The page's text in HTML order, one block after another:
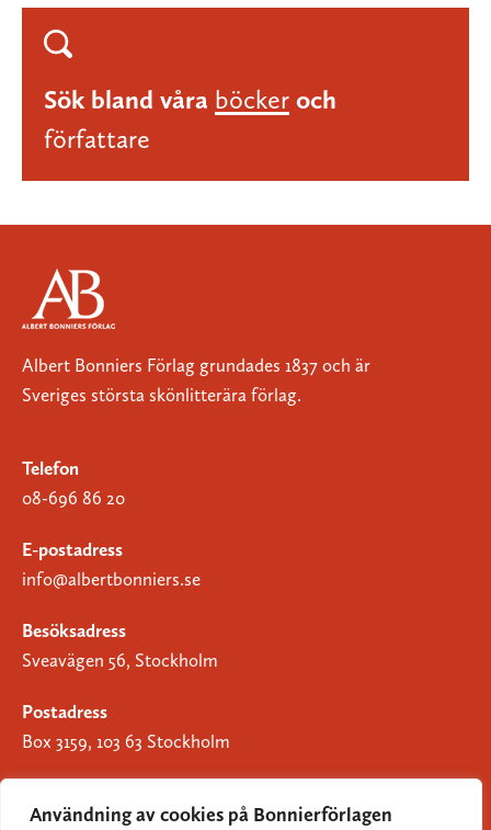
Användning av cookies på Bonnierförlagen
Sök bland våra böcker och
författare
Albert Bonniers Förlag grundades 1837 och är
Sveriges största skönlitterära förlag.
Telefon
08-696 86 20
E-postadress
info@albertbonniers.se
Besöksadress
Sveavägen 56, Stockholm
Postadress
Box 3159, 103 63 Stockholm